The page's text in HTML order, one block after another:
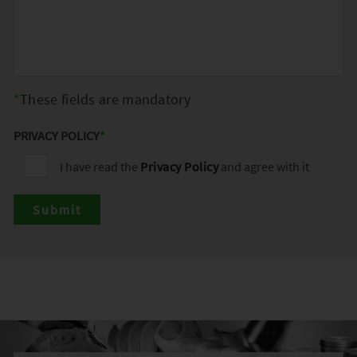
These fields are mandatory
PRIVACY POLICY*
I have read the Privacy Policyand agree with it